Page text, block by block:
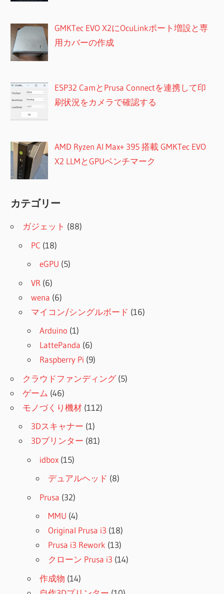
GMKTec EVO X2にOcuLinkポート増設と専
用カバーの作成
ESP32 CamとPrusa Connectを連携して印
刷状況をカメラで確認する
AMD Ryzen AI Max+ 395 搭載 GMKTec EVO
X2 LLMとGPUベンチマーク
カテゴリー
ガジェット (88)
PC (18)
eGPU (5)
VR (6)
wena (6)
マイコン/シングルボード (16)
Arduino (1)
LattePanda (6)
Raspberry Pi (9)
クラウドファンディング(5)
ゲーム (46)
モノづくり機材 (112)
3Dスキャナー (1)
3Dプリンター (81)
idbox (15)
デュアルヘッド (8)
Prusa (32)
MMU (4)
Original Prusa i3 (18)
Prusa i3 Rework (13)
クローン Prusa i3 (14)
作成物 (14)